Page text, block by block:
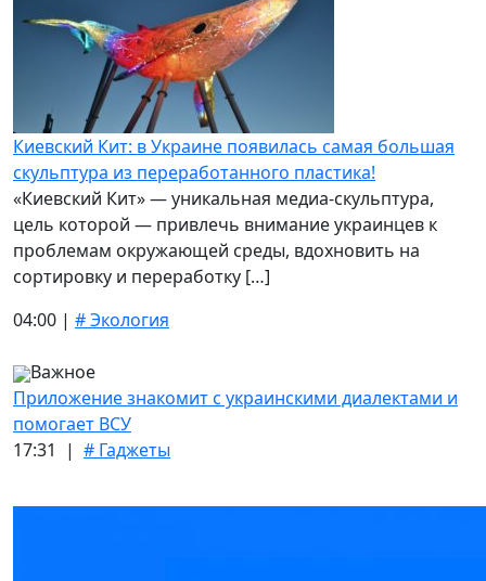
Киевский Кит: в Украине появилась самая большая
скульптура из переработанного пластика!
«Киевский Кит» — уникальная медиа-скульптура,
цель которой — привлечь внимание украинцев к
проблемам окружающей среды, вдохновить на
сортировку и переработку […]
04:00 | # Экология
Важное
Приложение знакомит с украинскими диалектами и
помогает ВСУ
17:31 | # Гаджеты